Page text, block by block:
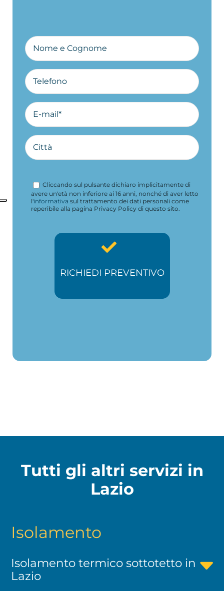
Cliccando sul pulsante dichiaro implicitamente di
avere un'età non inferiore ai 16 anni, nonché di aver letto
l'informativa sul trattamento dei dati personali come
reperibile alla pagina Privacy Policy di questo sito.
Tutti gli altri servizi in
Lazio
Isolamento
Isolamento termico sottotetto in
Lazio